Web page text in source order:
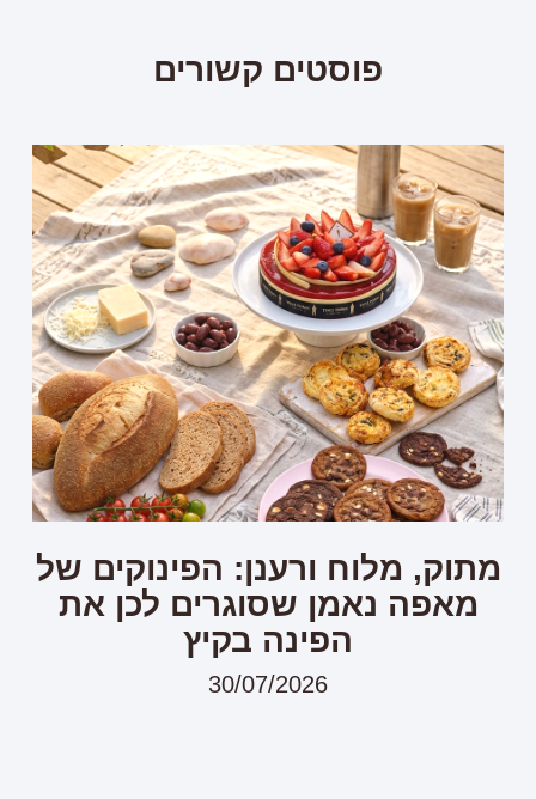
פוסטים קשורים
מתוק, מלוח ורענן: הפינוקים של
מאפה נאמן שסוגרים לכן את
הפינה בקיץ
30/07/2026